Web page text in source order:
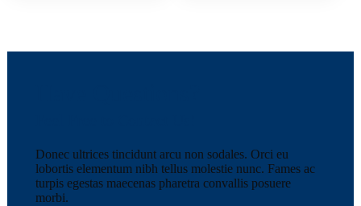
Donec ultrices tincidunt arcu non sodales. Orci eu
lobortis elementum nibh tellus molestie nunc. Fames ac
turpis egestas maecenas pharetra convallis posuere
morbi.